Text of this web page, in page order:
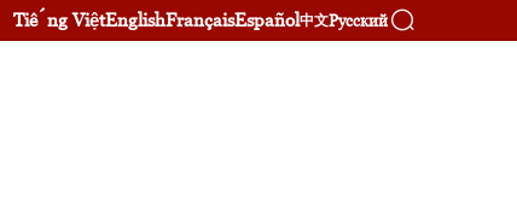
Tiếng ViệtEnglishFrançaisEspañol中文Русский